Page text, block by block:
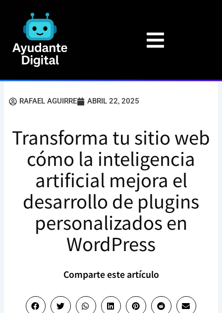
contenido
RAFAEL AGUIRRE ABRIL 22, 2025
Transforma tu sitio web
cómo la inteligencia
artificial mejora el
desarrollo de plugins
personalizados en
WordPress
Comparte este artículo